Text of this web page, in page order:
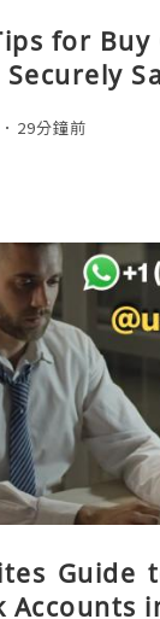
for
29分鐘前
Guide
Accounts